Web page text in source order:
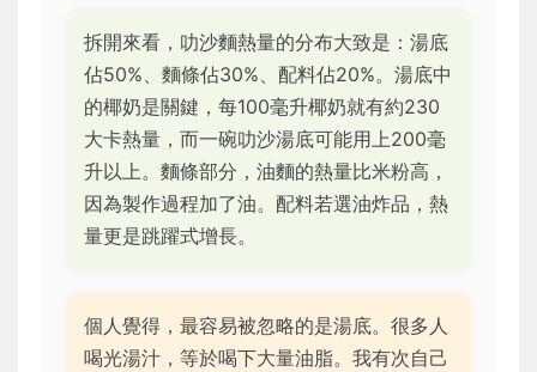
拆開來看，叻沙麵熱量的分布大致是：湯底
佔50%、麵條佔30%、配料佔20%。湯底中
的椰奶是關鍵，每100毫升椰奶就有約230
大卡熱量，而一碗叻沙湯底可能用上200毫
升以上。麵條部分，油麵的熱量比米粉高，
因為製作過程加了油。配料若選油炸品，熱
量更是跳躍式增長。
個人覺得，最容易被忽略的是湯底。很多人
喝光湯汁，等於喝下大量油脂。我有次自己